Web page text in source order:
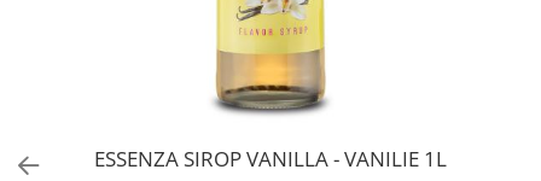
ESSENZA SIROP VANILLA - VANILIE 1L